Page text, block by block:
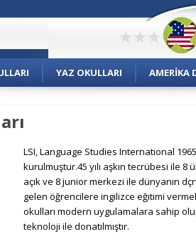
YAZ OKULLARI AMERIKA
LSI, Language Studies International 1965
kurulmuştur.45 yılı aşkın tecrübesi ile 8
açık ve 8 junior merkezi ile dünyanın
gelen öğrencilere ingilizce eğitimi
okulları modern uygulamalara sahip
teknoloji ile donatılmıştır.